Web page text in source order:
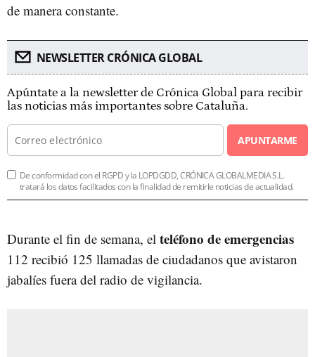
de manera constante.
NEWSLETTER CRÓNICA GLOBAL
Apúntate a la newsletter de Crónica Global para recibir
las noticias más importantes sobre Cataluña.
APUNTARME
De conformidad con el RGPD y la LOPDGDD, CRÓNICA GLOBALMEDIA S.L.
tratará los datos facilitados con la finalidad de remitirle noticias de actualidad.
Durante el fin de semana, el teléfono de emergencias
112 recibió 125 llamadas de ciudadanos que avistaron
jabalíes fuera del radio de vigilancia.